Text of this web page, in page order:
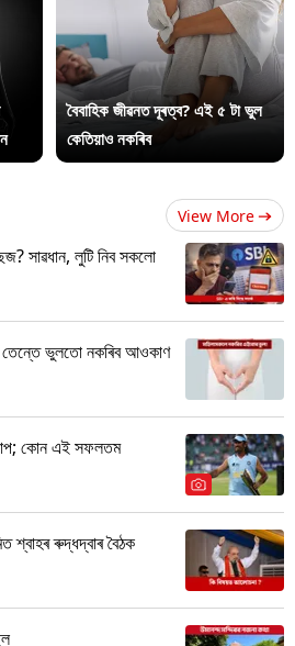
বৈবাহিক জীৱনত দূৰত্ব? এই ৫ টা ভুল
কেতিয়াও নকৰিব
View More
সাৱধান, লুটি নিব সকলো
তেন্তে ভুলতো নকৰিব আওকাণ
কোন এই সফলতম
শ্বাহৰ ৰুদ্ধদ্বাৰ বৈঠক